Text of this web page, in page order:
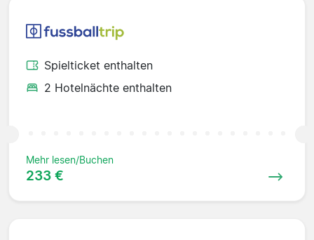
Spielticket enthalten
2 Hotelnächte enthalten
Mehr lesen/Buchen
233 €